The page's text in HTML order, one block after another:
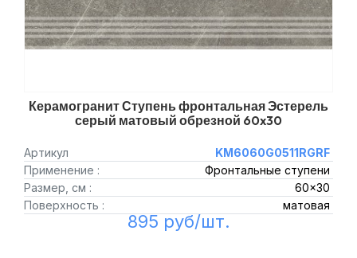
Керамогранит Ступень фронтальная Эстерель
серый матовый обрезной 60x30
Артикул
KM6060G0511RGRF
Применение :
Фронтальные ступени
Размер, см :
60x30
Поверхность :
матовая
895 руб/шт.